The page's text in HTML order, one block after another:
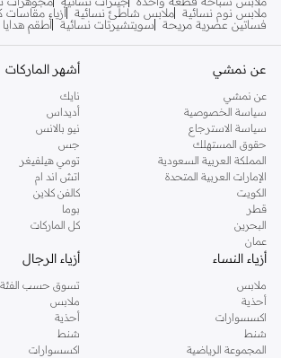
ملابس نوم نسائية ملابس شاطئ نسائية أزياء مقاسات
فساتين عصرية مريحة
سويتشيرتات نسائية أطقم
عن نمشي
عن نمشي
سياسة الخصوصية
سياسة الاسترجاع
حقوق المستهلك
المملكة العربية السعودية
الإمارات العربية المتحدة
الكويت
قطر
البحرين
عمان
أشهر الماركات
نايك
أديداس
نيو بالانس
جس
تومي هيلفيغر
اتش اند ام
كالفن كلاين
بوما
كل الماركات
أزياء النساء
ملابس
أحذية
اكسسوارات
شنط
المجموعة الرياضية
أزياء الرجال
تسوق حسب الفئة
ملابس
أحذية
شنط
اكسسوارات